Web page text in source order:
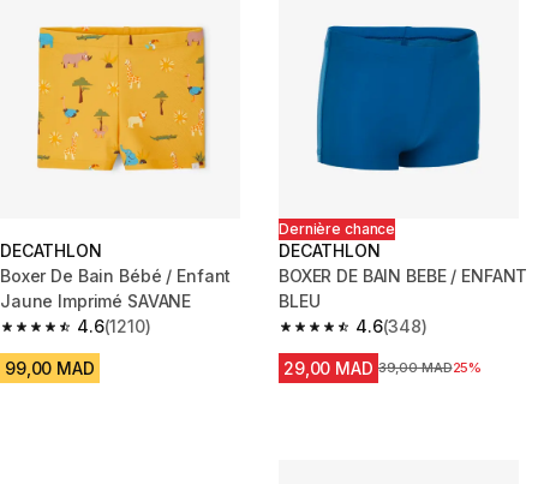
DECATHLON
Boxer De Bain Bébé / Enfant
Jaune Imprimé SAVANE
4.6
4.6 out of 5 stars from 1210 reviews
(1210)
99,00 MAD
Dernière chance
DECATHLON
BOXER DE BAIN BEBE / ENFANT
BLEU
4.6
4.6 out of 5 stars from 348
(348)
29,00 MAD Prix avant la réduction
39,00 MAD25%